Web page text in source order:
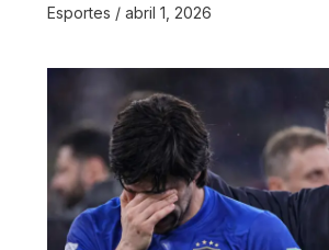
Esportes / abril 1, 2026